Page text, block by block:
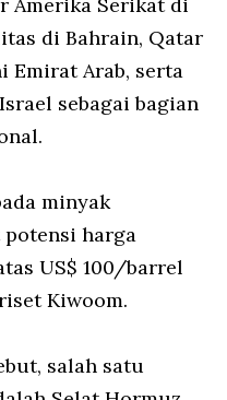
Amerika Serikat di
di Bahrain, Qatar
Emirat Arab, serta
sebagai bagian
minyak
harga
US$ 100/barrel
Kiwoom.
salah satu